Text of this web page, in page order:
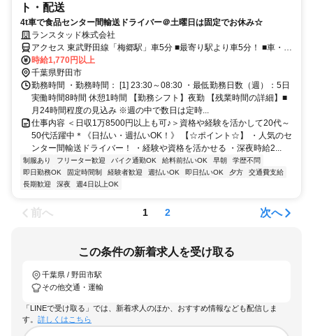
ト・配送
4t車で食品センター間輸送ドライバー＠土曜日は固定でお休み☆
ランスタッド株式会社
アクセス 東武野田線「梅郷駅」車5分 ■最寄り駅より車5分！ ■車・バ
イク通勤OK☆
時給1,770円以上
千葉県野田市
勤務時間 ・勤務時間： [1] 23:30～08:30 ・最低勤務日数（週）：5日
実働時間8時間 休憩1時間 【勤務シフト】夜勤 【残業時間の詳細】■
月24時間程度の見込み ※週の中で数日は定時...
仕事内容 ＜日収1万8500円以上も可♪＞資格や経験を活かして20代～
50代活躍中＊《日払い・週払いOK！》 【☆ポイント☆】 ・人気のセ
ンター間輸送ドライバー！ ・経験や資格を活かせる ・深夜時給2...
制服あり フリーター歓迎 バイク通勤OK 給料前払いOK 早朝
学歴不問
即日勤務OK
固定時間制 経験者歓迎 週払いOK 即日払いOK 夕方
交通費支給
長期歓迎
深夜 週4日以上OK
前へ 1 2 次へ
この条件の新着求人を受け取る
千葉県 / 野田市駅
その他交通・運輸
「LINEで受け取る」では、新着求人のほか、おすすめ情報なども配信しま
す。 詳しくはこちら